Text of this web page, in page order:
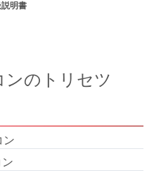
明書
ンのトリセツ
ン